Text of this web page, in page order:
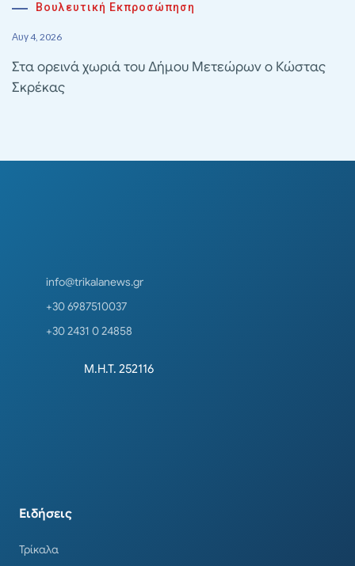
Βουλευτική Εκπροσώπηση
Αυγ 4, 2026
Στα ορεινά χωριά του Δήμου Μετεώρων ο Κώστας
Σκρέκας
info@trikalanews.gr
+30 6987510037
+30 2431 0 24858
Μ.Η.Τ. 252116
Ειδήσεις
Τρίκαλα